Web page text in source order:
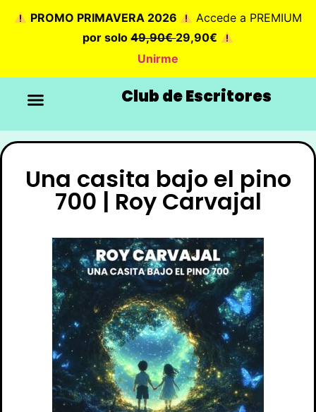
PROMO PRIMAVERA 2026
Accede a PREMIUM
por solo49,90€29,90€
Unirme
Club de Escritores
Una casita bajo el pino
700 | Roy Carvajal